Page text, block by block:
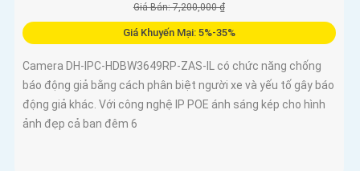
Giá Bán: 7,200,000 ₫
Giá Khuyến Mại: 5%-35%
Camera DH-IPC-HDBW3649RP-ZAS-IL có chức năng chống
báo động giả bằng cách phân biệt người xe và yếu tố gây báo
động giả khác. Với công nghệ IP POE ánh sáng kép cho hình
ảnh đẹp cả ban đêm 6